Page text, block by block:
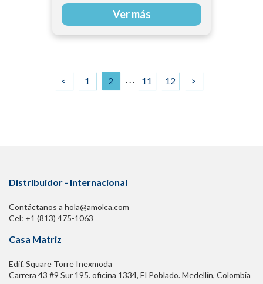
Ver más
< 1 2 . . . 11 12 >
Distribuidor - Internacional
Contáctanos a hola@amolca.com
Cel: +1 (813) 475-1063
Casa Matriz
Edif. Square Torre Inexmoda
Carrera 43 #9 Sur 195. oficina 1334, El Poblado. Medellín, Colombia